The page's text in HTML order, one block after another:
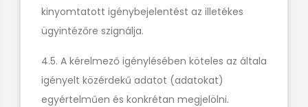
kinyomtatott igénybejelentést az illetékes
ügyintézőre szignálja.
4.5. A kérelmező igénylésében köteles az általa
igényelt közérdekű adatot (adatokat)
egyértelműen és konkrétan megjelölni.